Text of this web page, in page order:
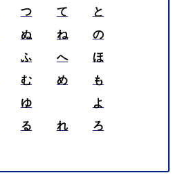
つ て
と
ぬ ね
の
ふ へ
ほ
む め
も
ゆ
よ
る れ
ろ